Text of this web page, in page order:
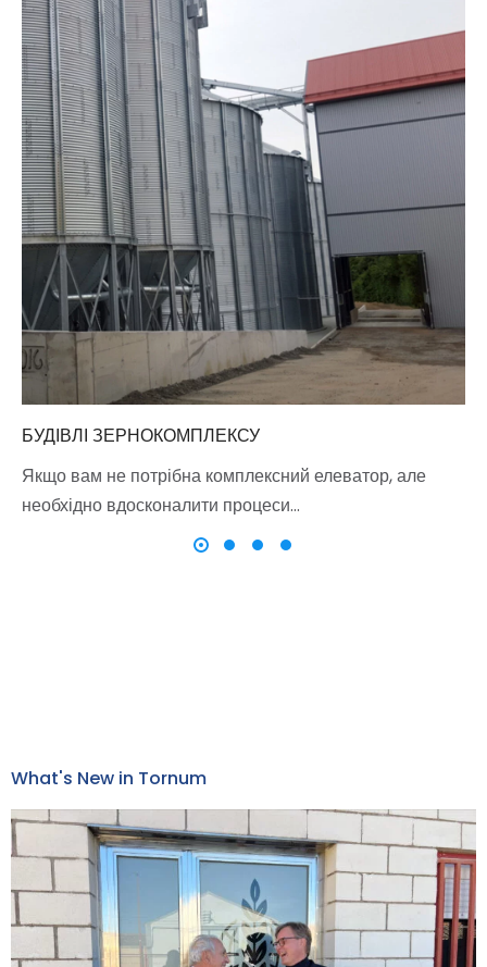
БУДІВЛІ ЗЕРНОКОМПЛЕКСУ
Якщо вам не потрібна комплексний елеватор, але
необхідно вдосконалити процеси…
What's New in Tornum